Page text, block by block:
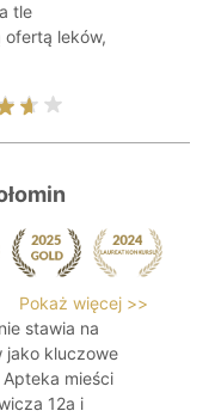
tle
leków,
Pokaż więcej >>
stawia na
jako kluczowe
Apteka mieści
12a i